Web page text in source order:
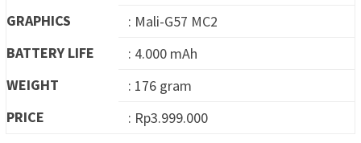
GRAPHICS
: Mali-G57 MC2
BATTERY LIFE
: 4.000 mAh
WEIGHT
: 176 gram
PRICE
: Rp3.999.000